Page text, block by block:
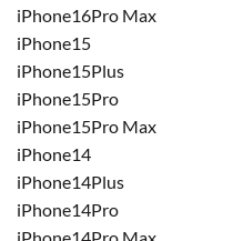
iPhone16Pro Max
iPhone15
iPhone15Plus
iPhone15Pro
iPhone15Pro Max
iPhone14
iPhone14Plus
iPhone14Pro